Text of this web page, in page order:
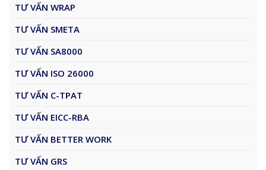
TƯ VẤN WRAP
TƯ VẤN SMETA
TƯ VẤN SA8000
TƯ VẤN ISO 26000
TƯ VẤN C-TPAT
TƯ VẤN EICC-RBA
TƯ VẤN BETTER WORK
TƯ VẤN GRS